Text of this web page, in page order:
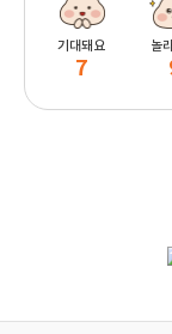
기대돼요
7
놀